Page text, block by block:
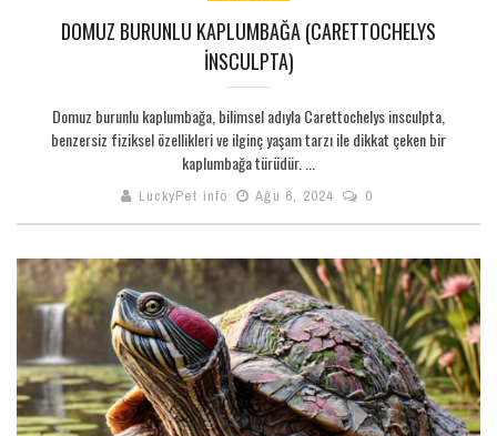
DOMUZ BURUNLU KAPLUMBAĞA (CARETTOCHELYS
INSCULPTA)
Domuz burunlu kaplumbağa, bilimsel adıyla Carettochelys insculpta,
benzersiz fiziksel özellikleri ve ilginç yaşam tarzı ile dikkat çeken bir
kaplumbağa türüdür. ...
LuckyPet info Ağu 6, 2024 0